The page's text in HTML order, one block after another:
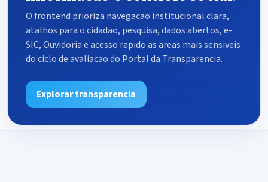
O frontend prioriza navegacao institucional clara,
atalhos para o cidadao, pesquisa, dados abertos, e-
SIC, Ouvidoria e acesso rapido as areas mais sensiveis
do ciclo de avaliacao do Portal da Transparencia.
Explorar transparencia